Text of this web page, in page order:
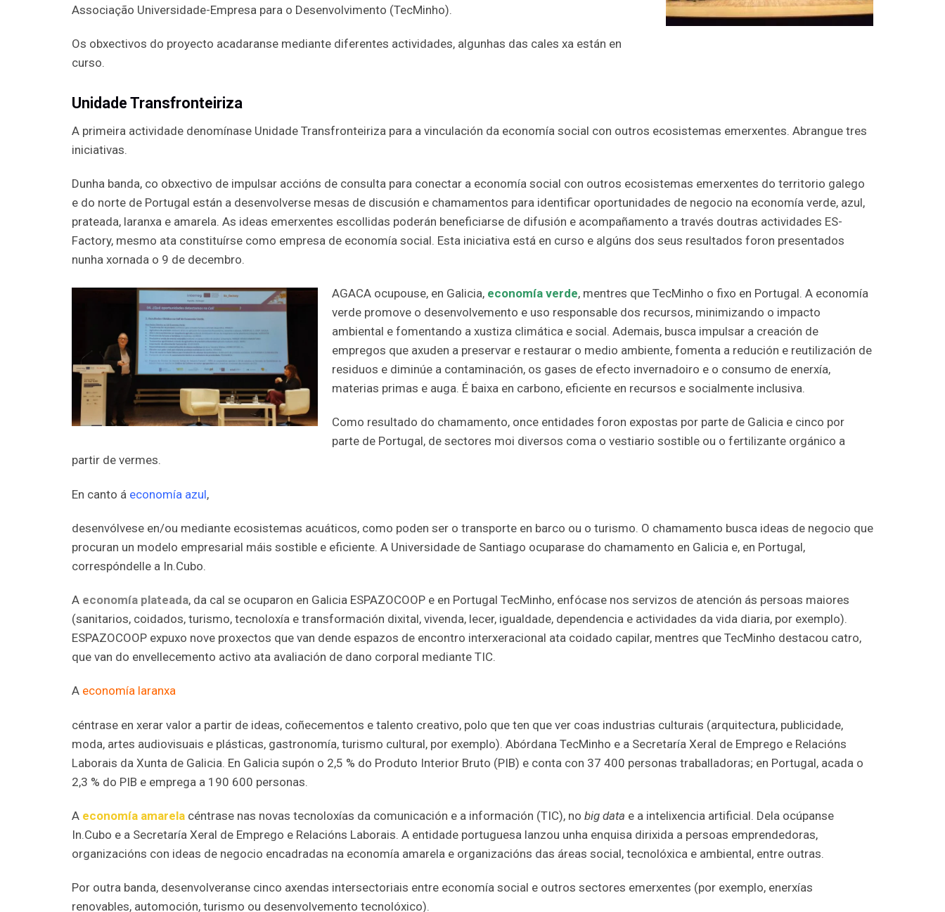
Associação Universidade-Empresa para o Desenvolvimento (TecMinho).
Os obxectivos do proyecto acadaranse mediante diferentes actividades, algunhas das cales xa están en
curso.
Unidade Transfronteiriza
A primeira actividade denomínase Unidade Transfronteiriza para a vinculación da economía social con outros ecosistemas emerxentes. Abrangue tres
iniciativas.
Dunha banda, co obxectivo de impulsar accións de consulta para conectar a economía social con outros ecosistemas emerxentes do territorio galego
e do norte de Portugal están a desenvolverse mesas de discusión e chamamentos para identificar oportunidades de negocio na economía verde, azul,
prateada, laranxa e amarela. As ideas emerxentes escollidas poderán beneficiarse de difusión e acompañamento a través doutras actividades ES-
Factory, mesmo ata constituírse como empresa de economía social. Esta iniciativa está en curso e algúns dos seus resultados foron presentados
nunha xornada o 9 de decembro.
AGACA ocupouse, en Galicia, economía verde, mentres que TecMinho o fixo en Portugal. A economía
verde promove o desenvolvemento e uso responsable dos recursos, minimizando o impacto
ambiental e fomentando a xustiza climática e social. Ademais, busca impulsar a creación de
empregos que axuden a preservar e restaurar o medio ambiente, fomenta a redución e reutilización de
residuos e diminúe a contaminación, os gases de efecto invernadoiro e o consumo de enerxía,
materias primas e auga. É baixa en carbono, eficiente en recursos e socialmente inclusiva.
Como resultado do chamamento, once entidades foron expostas por parte de Galicia e cinco por
parte de Portugal, de sectores moi diversos coma o vestiario sostible ou o fertilizante orgánico a
partir de vermes.
En canto á economía azul,
desenvólvese en/ou mediante ecosistemas acuáticos, como poden ser o transporte en barco ou o turismo. O chamamento busca ideas de negocio que
procuran un modelo empresarial máis sostible e eficiente. A Universidade de Santiago ocuparase do chamamento en Galicia e, en Portugal,
correspóndelle a In.Cubo.
A economía plateada, da cal se ocuparon en Galicia ESPAZOCOOP e en Portugal TecMinho, enfócase nos servizos de atención ás persoas maiores
(sanitarios, coidados, turismo, tecnoloxía e transformación dixital, vivenda, lecer, igualdade, dependencia e actividades da vida diaria, por exemplo).
ESPAZOCOOP expuxo nove proxectos que van dende espazos de encontro interxeracional ata coidado capilar, mentres que TecMinho destacou catro,
que van do envellecemento activo ata avaliación de dano corporal mediante TIC.
A economía laranxa
céntrase en xerar valor a partir de ideas, coñecementos e talento creativo, polo que ten que ver coas industrias culturais (arquitectura, publicidade,
moda, artes audiovisuais e plásticas, gastronomía, turismo cultural, por exemplo). Abórdana TecMinho e a Secretaría Xeral de Emprego e Relacións
Laborais da Xunta de Galicia. En Galicia supón o 2,5 % do Produto Interior Bruto (PIB) e conta con 37 400 personas traballadoras; en Portugal, acada o
2,3 % do PIB e emprega a 190 600 personas.
A economía amarela céntrase nas novas tecnoloxías da comunicación e a información (TIC), no big data e a intelixencia artificial. Dela ocúpanse
In.Cubo e a Secretaría Xeral de Emprego e Relacións Laborais. A entidade portuguesa lanzou unha enquisa dirixida a persoas emprendedoras,
organizacións con ideas de negocio encadradas na economía amarela e organizacións das áreas social, tecnolóxica e ambiental, entre outras.
Por outra banda, desenvolveranse cinco axendas intersectoriais entre economía social e outros sectores emerxentes (por exemplo, enerxías
renovables, automoción, turismo ou desenvolvemento tecnolóxico).